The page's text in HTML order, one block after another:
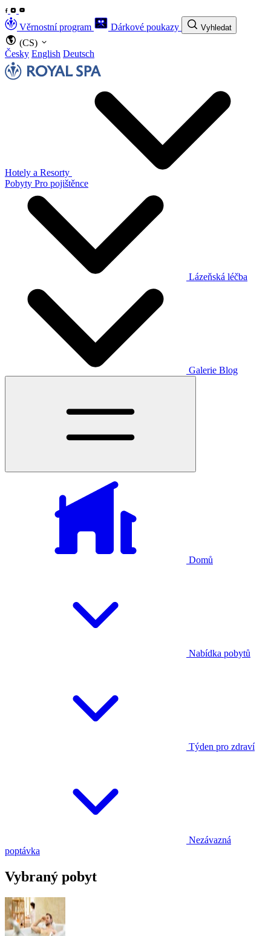
Věrnostní program Dárkové poukazy Vyhledat
(CS)
Česky English Deutsch
Hotely a Resorty
Pobyty Pro pojištěnce
Lázeňská léčba
Galerie Blog
Domů
Nabídka pobytů
Týden pro zdraví
Nezávazná
poptávka
Vybraný pobyt